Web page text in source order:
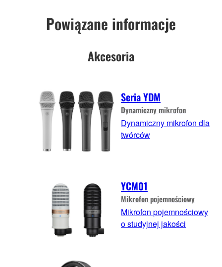
Powiązane informacje
Akcesoria
Seria YDM
Dynamiczny mikrofon
Dynamiczny mikrofon dla
twórców
YCM01
Mikrofon pojemnościowy
Mikrofon pojemnościowy
o studyjnej jakości